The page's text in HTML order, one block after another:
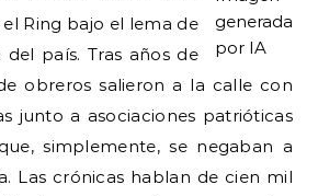
generada
por IA
Ring bajo el lema de
país. Tras años de
obreros salieron a la calle con
junto a asociaciones patrióticas
simplemente, se negaban a
Las crónicas hablan de cien mil